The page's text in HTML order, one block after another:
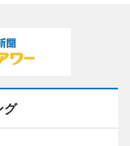
グ